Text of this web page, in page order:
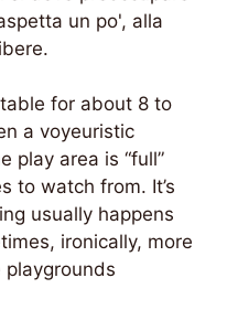
un po', alla
for about 8 to
a voyeuristic
play area is “full”
to watch from. It’s
usually happens
ironically, more